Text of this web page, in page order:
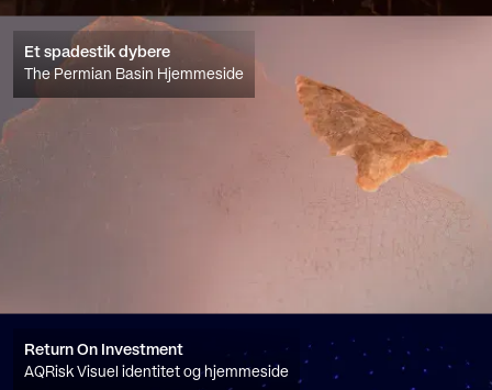
Et spadestik dybere
The Permian Basin Hjemmeside
Return On Investment
AQRisk Visuel identitet og hjemmeside